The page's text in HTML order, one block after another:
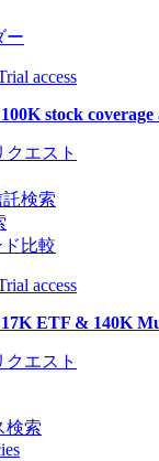
ー
access
100K stock coverage
クエスト
検索
比較
access
17K ETF & 140K
クエスト
検索